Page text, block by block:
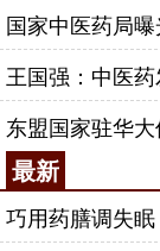
国家中医药局
王国强：中医
东盟国家驻华
最新
巧用药膳调失眠